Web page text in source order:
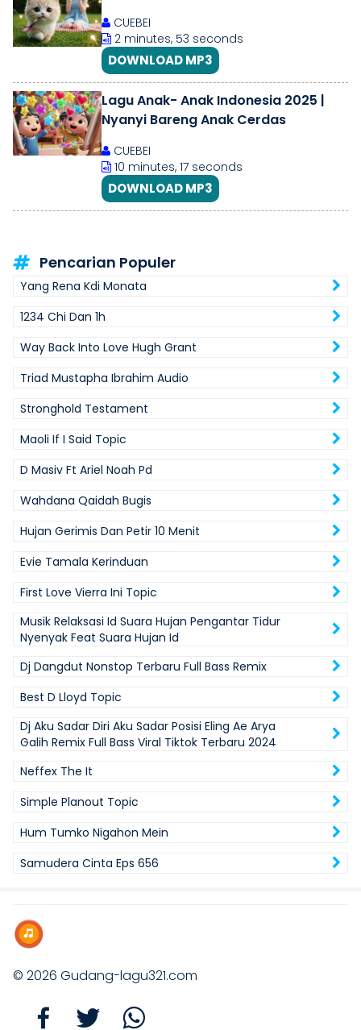
CUEBEI
2 minutes, 53 seconds
DOWNLOAD MP3
Lagu Anak- Anak Indonesia 2025 |
Nyanyi Bareng Anak Cerdas
CUEBEI
10 minutes, 17 seconds
DOWNLOAD MP3
Pencarian Populer
Yang Rena Kdi Monata
1234 Chi Dan 1h
Way Back Into Love Hugh Grant
Triad Mustapha Ibrahim Audio
Stronghold Testament
Maoli If I Said Topic
D Masiv Ft Ariel Noah Pd
Wahdana Qaidah Bugis
Hujan Gerimis Dan Petir 10 Menit
Evie Tamala Kerinduan
First Love Vierra Ini Topic
Musik Relaksasi Id Suara Hujan Pengantar Tidur
Nyenyak Feat Suara Hujan Id
Dj Dangdut Nonstop Terbaru Full Bass Remix
Best D Lloyd Topic
Dj Aku Sadar Diri Aku Sadar Posisi Eling Ae Arya
Galih Remix Full Bass Viral Tiktok Terbaru 2024
Neffex The It
Simple Planout Topic
Hum Tumko Nigahon Mein
Samudera Cinta Eps 656
© 2026 Gudang-lagu321.com